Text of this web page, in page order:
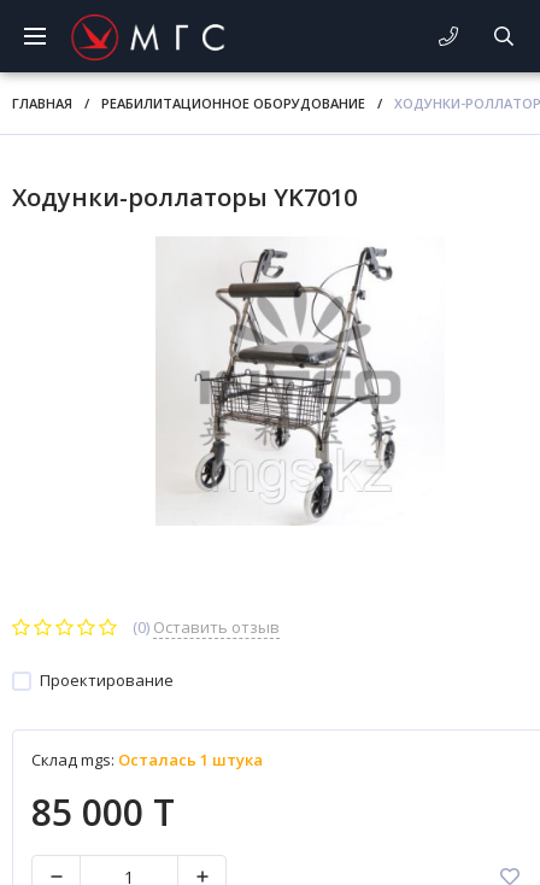
ГЛАВНАЯ / РЕАБИЛИТАЦИОННОЕ ОБОРУДОВАНИЕ / ХОДУНКИ-
Ходунки-роллаторы YK7010
(0) Оставить отзыв
Проектирование
Склад mgs: Осталась 1 штука
85 000 T